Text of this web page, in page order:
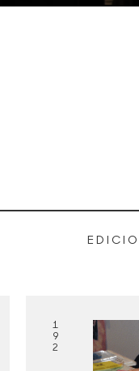
1
9
2